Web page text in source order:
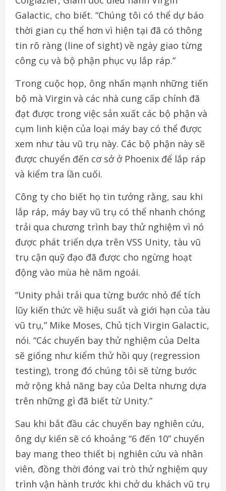
Galactic, cho biết. “Chúng tôi có thể dự báo
thời gian cụ thể hơn vì hiện tại đã có thông
tin rõ ràng (line of sight) về ngày giao từng
công cụ và bộ phận phục vụ lắp ráp.”
Trong cuộc họp, ông nhấn mạnh những tiến
bộ mà Virgin và các nhà cung cấp chính đã
đạt được trong việc sản xuất các bộ phận và
cụm linh kiện của loại máy bay có thể được
xem như tàu vũ trụ này. Các bộ phận này sẽ
được chuyển đến cơ sở ở Phoenix để lắp ráp
và kiểm tra lần cuối.
Công ty cho biết họ tin tưởng rằng, sau khi
lắp ráp, máy bay vũ trụ có thể nhanh chóng
trải qua chương trình bay thử nghiệm vì nó
được phát triển dựa trên VSS Unity, tàu vũ
trụ cận quỹ đạo đã được cho ngừng hoạt
động vào mùa hè năm ngoái.
“Unity phải trải qua từng bước nhỏ để tích
lũy kiến thức về hiệu suất và giới hạn của tàu
vũ trụ,” Mike Moses, Chủ tịch Virgin Galactic,
nói. “Các chuyến bay thử nghiệm của Delta
sẽ giống như kiểm thử hồi quy (regression
testing), trong đó chúng tôi sẽ từng bước
mở rộng khả năng bay của Delta nhưng dựa
trên những gì đã biết từ Unity.”
Sau khi bắt đầu các chuyến bay nghiên cứu,
ông dự kiến sẽ có khoảng “6 đến 10” chuyến
bay mang theo thiết bị nghiên cứu và nhân
viên, đồng thời đóng vai trò thử nghiệm quy
trình vận hành trước khi chở du khách vũ trụ